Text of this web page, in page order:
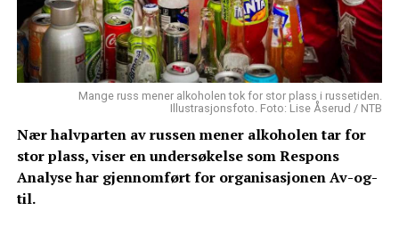
Mange russ mener alkoholen tok for stor plass i russetiden.
Illustrasjonsfoto. Foto: Lise Åserud / NTB
Nær halvparten av russen mener alkoholen tar for
stor plass, viser en undersøkelse som Respons
Analyse har gjennomført for organisasjonen Av-og-
til.